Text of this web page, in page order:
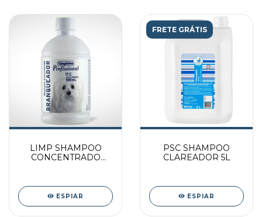
LIMP SHAMPOO
CONCENTRADO
ESPIAR
FRETE GRÁTIS
PSC SHAMPOO
CLAREADOR 5L
ESPIAR